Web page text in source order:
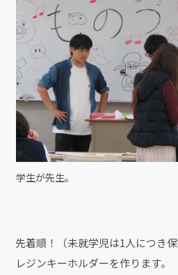
学生が先生。
先着順！（未就学児は1人につき
レジンキーホルダーを作ります。